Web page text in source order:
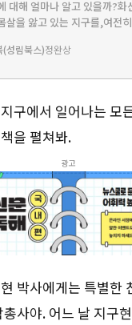
대해 얼마나 알고 있을까?화
살을 앓고 있는 지구를,여전
을 함께 떠나볼까요?아름다
가 사는 유일한 행성인 지구
(성림북스)정완상
구에서 일어나는 모
을 펼쳐봐.
광고
박사에게는 특별한
사야. 어느 날 지구